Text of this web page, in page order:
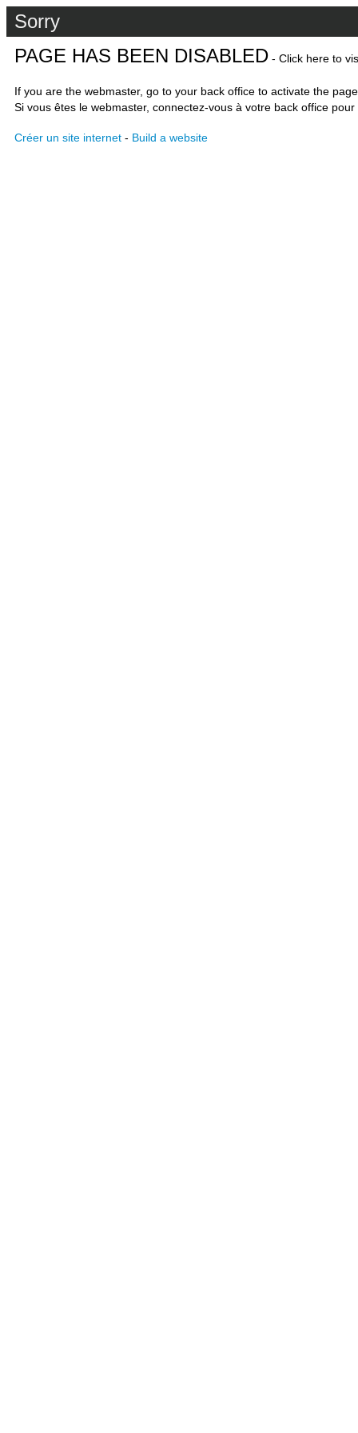
Sorry
PAGE HAS BEEN DISABLED - Click here to
If you are the webmaster, go to your back office to activate the
Si vous êtes le webmaster, connectez-vous à votre back office
Créer un site internet - Build a website